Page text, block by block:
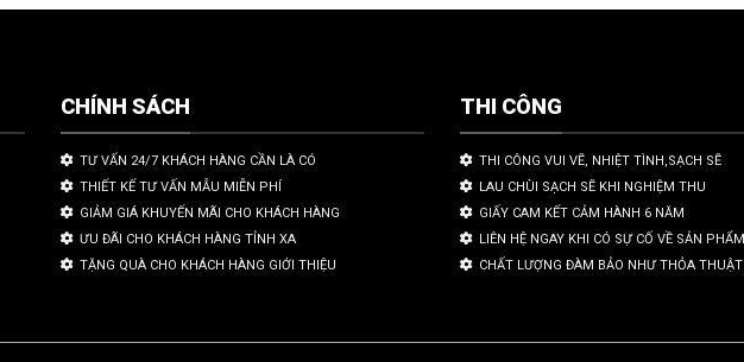
CHÍNH SÁCH
TƯ VẤN 24/7 KHÁCH HÀNG CẦN LÀ CÓ
THIẾT KẾ TƯ VẤN MẪU MIỄN PHÍ
GIẢM GIÁ KHUYẾN MÃI CHO KHÁCH HÀNG
ƯU ĐÃI CHO KHÁCH HÀNG TỈNH XA
TẶNG QUÀ CHO KHÁCH HÀNG GIỚI THIỆU
THI CÔNG
THI CÔNG VUI VẼ, NHIỆT TÌNH,SẠCH SẼ
LAU CHÙI SẠCH SẼ KHI NGHIỆM THU
GIẤY CAM KẾT CẢM HÀNH 6 NĂM
LIÊN HỆ NGAY KHI CÓ SỰ CỐ VỀ SẢN PHẨM
CHẤT LƯỢNG ĐÀM BẢO NHƯ THỎA THUẬT